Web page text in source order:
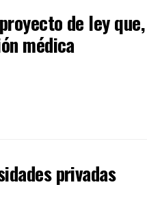
de ley que,
médica
privadas